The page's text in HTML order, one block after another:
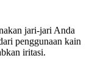
jari-jari Anda
penggunaan kain
iritasi.